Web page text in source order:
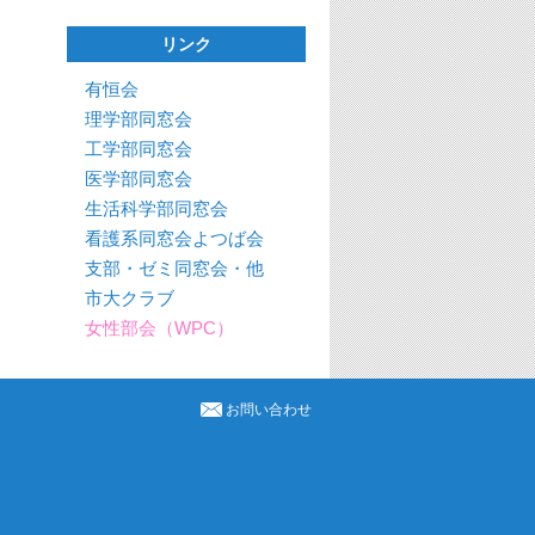
リンク
有恒会
理学部同窓会
工学部同窓会
医学部同窓会
生活科学部同窓会
看護系同窓会よつば会
支部・ゼミ同窓会・他
市大クラブ
女性部会（WPC）
お問い合わせ